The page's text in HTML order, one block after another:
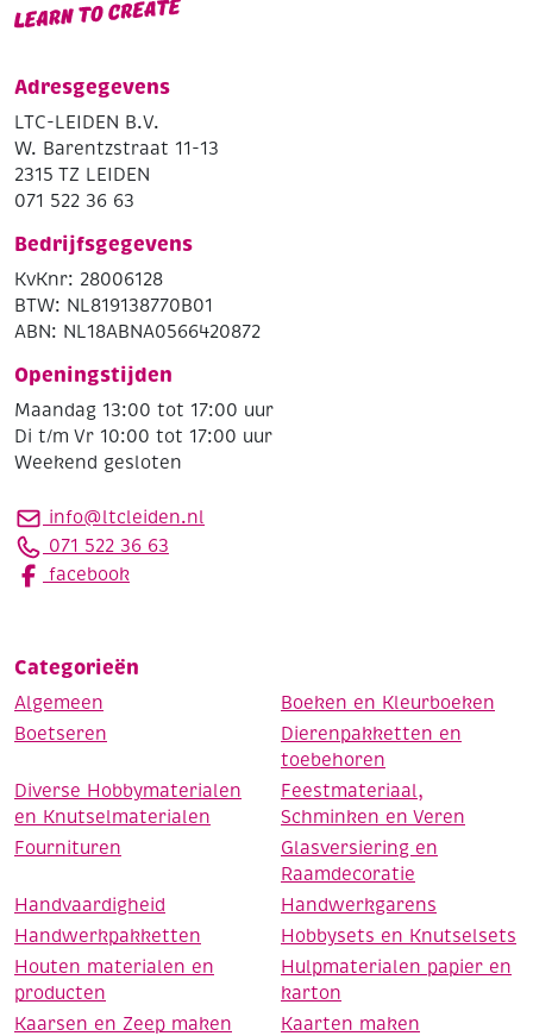
Adresgegevens
LTC-LEIDEN B.V.
W. Barentzstraat 11-13
2315 TZ LEIDEN
071 522 36 63
Bedrijfsgegevens
KvKnr: 28006128
BTW: NL819138770B01
ABN: NL18ABNA0566420872
Openingstijden
Maandag 13:00 tot 17:00 uur
Di t/m Vr 10:00 tot 17:00 uur
Weekend gesloten
info@ltcleiden.nl
071 522 36 63
facebook
Categorieën
Algemeen
Boeken en Kleurboeken
Boetseren
Dierenpakketten en
toebehoren
Diverse Hobbymaterialen
en Knutselmaterialen
Feestmateriaal,
Schminken en Veren
Fournituren
Glasversiering en
Raamdecoratie
Handvaardigheid
Handwerkgarens
Handwerkpakketten
Hobbysets en Knutselsets
Houten materialen en
producten
Hulpmaterialen papier en
karton
Kaarsen en Zeep maken
Kaarten maken